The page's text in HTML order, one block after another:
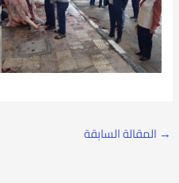
→ المقالة السابقة